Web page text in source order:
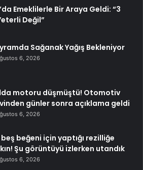
Emeklilerle Bir Araya Geldi: “3
Değil”
Sağanak Yağış Bekleniyor
6, 2026
motoru düşmüştü! Otomotiv
günler sonra açıklama geldi
6, 2026
beş beğeni için yaptığı rezilliğe
Şu görüntüyü izlerken utandık
6, 2026